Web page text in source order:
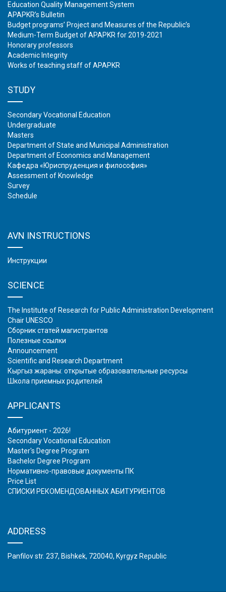
Education Quality Management System
APAPKR’s Bulletin
Budget programs’ Project and Measures of the Republic’s
Medium-Term Budget of APAPKR for 2019-2021
Honorary professors
Academic Integrity
Works of teaching staff of APAPKR
STUDY
Secondary Vocational Education
Undergraduate
Masters
Department of State and Municipal Administration
Department of Economics and Management
Кафедра «Юриспруденция и философия»
Assessment of Knowledge
Survey
Schedule
AVN INSTRUCTIONS
Инструкции
SCIENCE
The Institute of Research for Public Administration Development
Chair UNESCO
Сборник статей магистрантов
Полезные ссылки
Аnnouncement
Scientific and Research Department
Кыргыз жараны: открытые образовательные ресурсы
Школа приемных родителей
APPLICANTS
Абитуриент - 2026!
Secondary Vocational Education
Master's Degree Program
Bachelor Degree Program
Нормативно-правовые документы ПК
Price List
СПИСКИ РЕКОМЕНДОВАННЫХ АБИТУРИЕНТОВ
ADDRESS
Panfilov str. 237, Bishkek, 720040, Kyrgyz Republic